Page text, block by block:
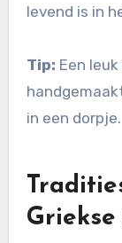
levend is in
Tip: Een
in een dorpje.
Griekse